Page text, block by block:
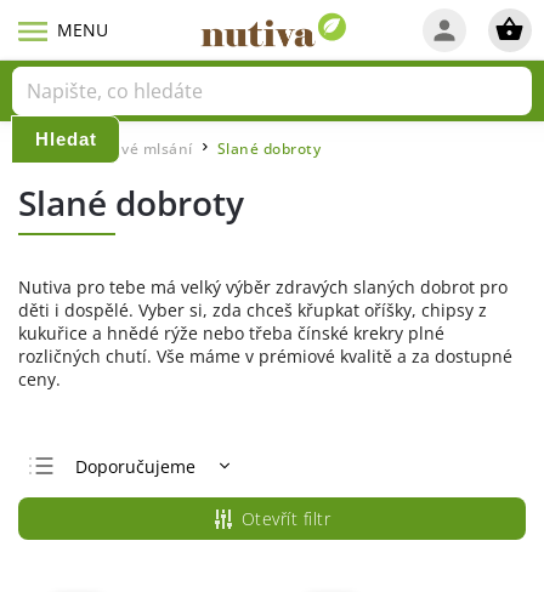
Hledat
Domů / Zdravé mlsání Slané dobroty
Slané dobroty
Nutiva pro tebe má velký výběr zdravých slaných dobrot pro
děti i dospělé. Vyber si, zda chceš křupkat oříšky, chipsy z
kukuřice a hnědé rýže nebo třeba čínské krekry plné
rozličných chutí. Vše máme v prémiové kvalitě a za dostupné
ceny.
Doporučujeme
Nejlevnější
Nejdražší
Otevřít filtr